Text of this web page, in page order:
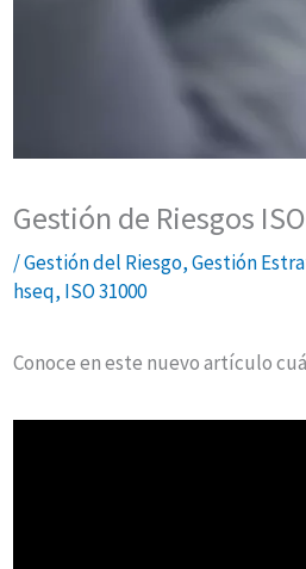
Gestión de Riesgos
/Gestión del Riesgo,Gestión
hseq, ISO 31000
Conoce en este nuevo artículo